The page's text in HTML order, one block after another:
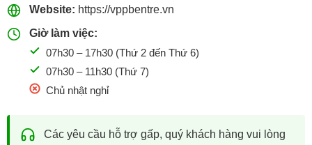
Website: https://vppbentre.vn
Giờ làm việc:
07h30 – 17h30 (Thứ 2 đến Thứ 6)
07h30 – 11h30 (Thứ 7)
Chủ nhật nghỉ
Các yêu cầu hỗ trợ gấp, quý khách hàng vui lòng